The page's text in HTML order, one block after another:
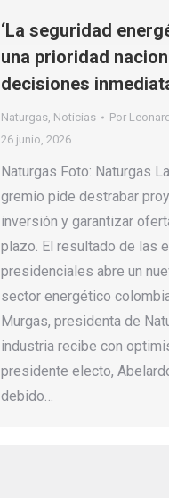
‘La seguridad
una prioridad
decisiones
Naturgas, Noticias Por
26 junio, 2026
Naturgas Foto: Naturgas
gremio pide destrabar
inversión y garantizar
plazo. El resultado de las
presidenciales abre un
sector energético
Murgas, presidenta de
industria recibe con
presidente electo,
debido…